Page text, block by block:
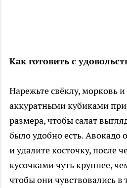
Как готовить с
Нарежьте свёклу, морковь
аккуратными кубиками
размера, чтобы салат
было удобно есть. Авокадо
и удалите косточку, после
кусочками чуть крупнее,
чтобы они чувствовались в